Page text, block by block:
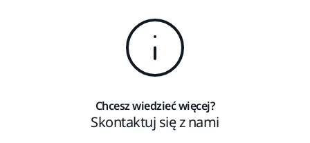
Chcesz wiedzieć więcej?
Skontaktuj się z nami